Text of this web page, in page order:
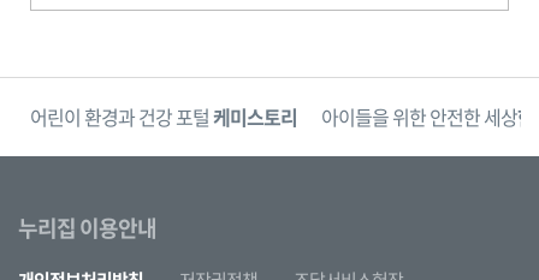
어린이 환경과 건강 포털케미스토리 아이들을 위한 안전한 세상
누리집 이용안내